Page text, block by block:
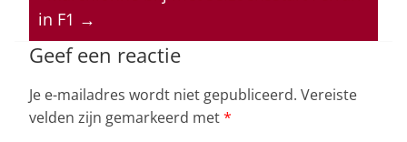
p o
k
in F1 →
Geef een reactie
Je e-mailadres wordt niet gepubliceerd. Vereiste
velden zijn gemarkeerd met*